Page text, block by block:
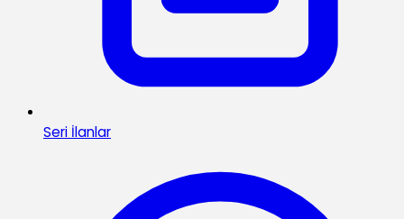
Seri İlanlar